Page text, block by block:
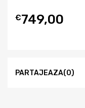
€749,00
PARTAJEAZA(0)